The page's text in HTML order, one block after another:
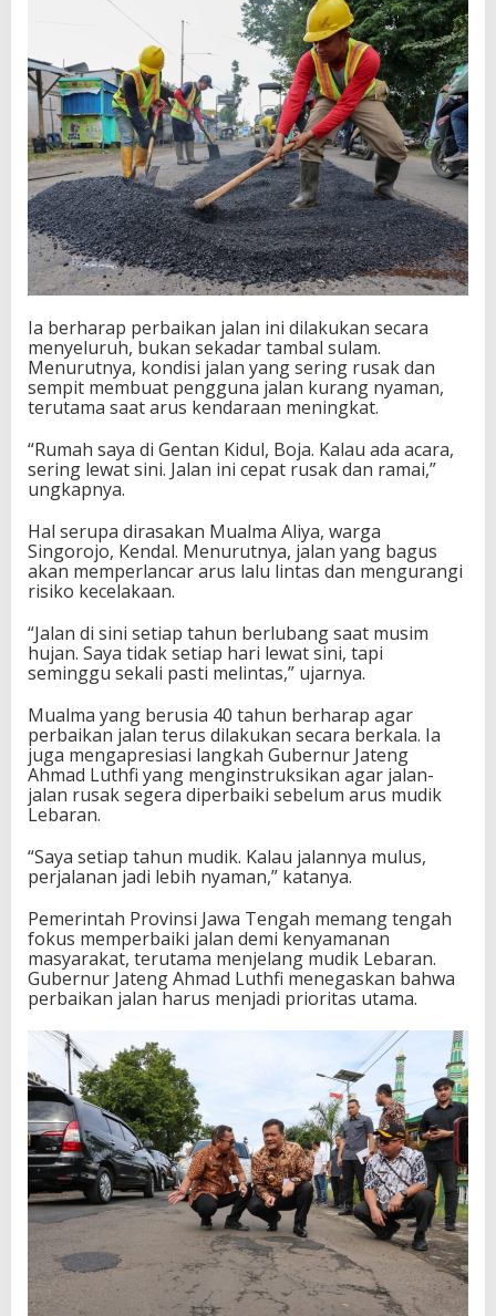
Ia berharap perbaikan jalan ini dilakukan secara
menyeluruh, bukan sekadar tambal sulam.
Menurutnya, kondisi jalan yang sering rusak dan
sempit membuat pengguna jalan kurang nyaman,
terutama saat arus kendaraan meningkat.
“Rumah saya di Gentan Kidul, Boja. Kalau ada acara,
sering lewat sini. Jalan ini cepat rusak dan ramai,”
ungkapnya.
Hal serupa dirasakan Mualma Aliya, warga
Singorojo, Kendal. Menurutnya, jalan yang bagus
akan memperlancar arus lalu lintas dan mengurangi
risiko kecelakaan.
“Jalan di sini setiap tahun berlubang saat musim
hujan. Saya tidak setiap hari lewat sini, tapi
seminggu sekali pasti melintas,” ujarnya.
Mualma yang berusia 40 tahun berharap agar
perbaikan jalan terus dilakukan secara berkala. Ia
juga mengapresiasi langkah Gubernur Jateng
Ahmad Luthfi yang menginstruksikan agar jalan-
jalan rusak segera diperbaiki sebelum arus mudik
Lebaran.
“Saya setiap tahun mudik. Kalau jalannya mulus,
perjalanan jadi lebih nyaman,” katanya.
Pemerintah Provinsi Jawa Tengah memang tengah
fokus memperbaiki jalan demi kenyamanan
masyarakat, terutama menjelang mudik Lebaran.
Gubernur Jateng Ahmad Luthfi menegaskan bahwa
perbaikan jalan harus menjadi prioritas utama.